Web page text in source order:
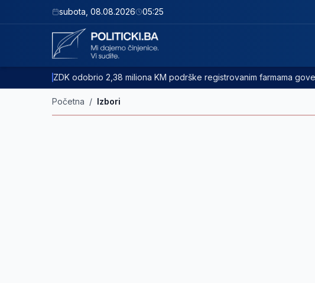
subota 08.08.2026 05:25
ZDK odobrio 2,38 miliona KM podrške registrovanim farmama
Početna / Izbori